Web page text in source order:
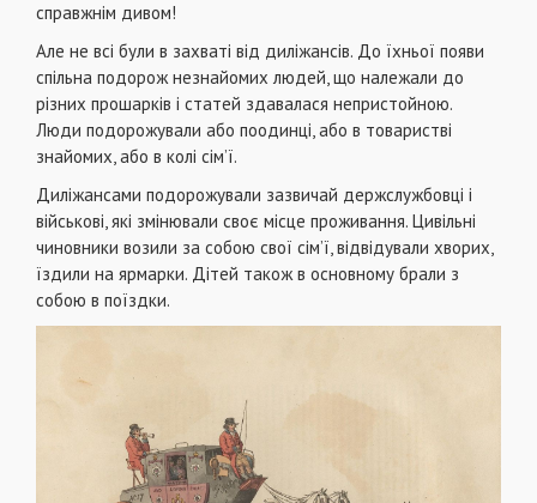
справжнім дивом!
Але не всі були в захваті від диліжансів. До їхньої появи
спільна подорож незнайомих людей, що належали до
різних прошарків і статей здавалася непристойною.
Люди подорожували або поодинці, або в товаристві
знайомих, або в колі сім’ї.
Диліжансами подорожували зазвичай держслужбовці і
військові, які змінювали своє місце проживання. Цивільні
чиновники возили за собою свої сім’ї, відвідували хворих,
їздили на ярмарки. Дітей також в основному брали з
собою в поїздки.